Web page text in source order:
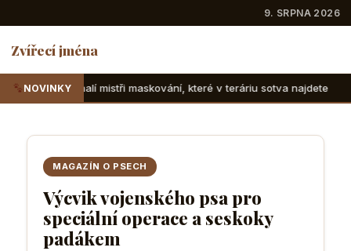
9. SRPNA 2026
Zvířecí jména
NOVINKY
maskování, které v teráriu sotva najdete Suchozemské
MAGAZÍN O PSECH
Výcvik vojenského psa pro
speciální operace a seskoky
padákem